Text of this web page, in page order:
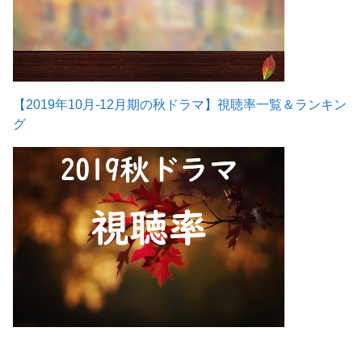
【2019年10月-12月期の秋ドラマ】視聴率一覧＆ランキン
グ